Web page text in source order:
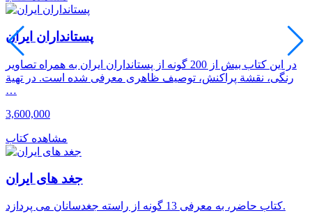
پستانداران ایران
در این کتاب بیش از 200 گونه از پستانداران ایران به همراه تصاویر
رنگی، نقشة پراکنش، توصیف ظاهری معرفی شده است. در تهیة
…
3,600,000
مشاهده کتاب
جغد های ایران
کتاب حاضر، به معرفی 13 گونه از راسته جغدسانان می پردازد.